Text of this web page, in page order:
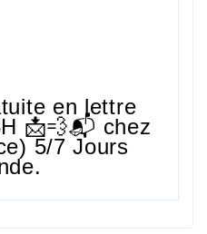
en lettre
📩💨📬 chez
5/7 Jours